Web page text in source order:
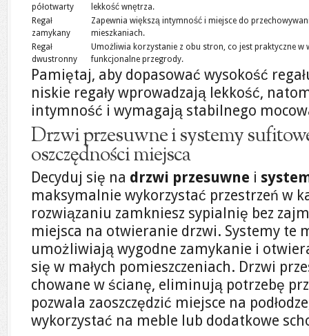
półotwarty
lekkość wnętrza.
Regał
zamykany
Zapewnia większą intymność i miejsce do
mieszkaniach.
Regał
dwustronny
Umożliwia korzystanie z obu stron, co jest praktyczne w
funkcjonalne przegrody.
Pamiętaj, aby dopasować wysokość
niskie regały wprowadzają lekkość,
intymność i wymagają stabilnego
Drzwi przesuwne i systemy
oszczędności miejsca
Decyduj się na drzwi przesuwne i
maksymalnie wykorzystać przestrzeń w
rozwiązaniu zamkniesz sypialnię bez
miejsca na otwieranie drzwi. Systemy te
umożliwiają wygodne zamykanie i
się w małych pomieszczeniach. Drzwi
chowane w ścianę, eliminują potrzebę
pozwala zaoszczędzić miejsce na
wykorzystać na meble lub dodatkowe